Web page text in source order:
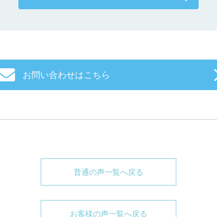
お問い合わせはこちら
普通の声一覧へ戻る
お客様の声一覧へ戻る